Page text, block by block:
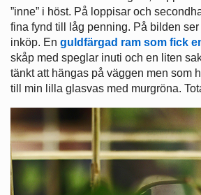
”inne” i höst. På loppisar och
fina fynd till låg penning. På bilden
inköp. En guldfärgad ram som fick
skåp med speglar inuti och en liten
tänkt att hängas på väggen men som
till min lilla glasvas med murgröna.